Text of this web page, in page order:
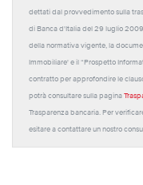
dettati dal provvedimento sulla
di Banca d'Italia del 29 luglio
della normativa vigente, la
Immobiliare' e il “Prospetto
contratto per approfondire le
potrà consultare sulla pagina
Trasparenza bancaria. Per
esitare a contattare un nostro